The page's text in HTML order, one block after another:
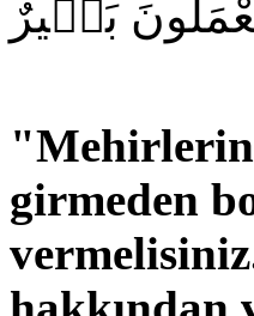
بَص۪يرٌ
girmeden